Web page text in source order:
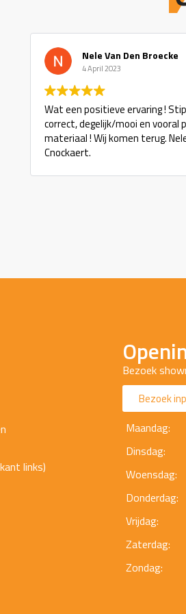
Nele Van Den Broecke
4 April 2023
Wat een positieve ervaring !
correct, degelijk/mooi en vooral
materiaal ! Wij komen terug.
Cnockaert.
links)
Bezoek
Bezoek
Maandag:
Dinsdag:
Woensdag:
Donderdag:
Vrijdag:
Zaterdag:
Zondag: